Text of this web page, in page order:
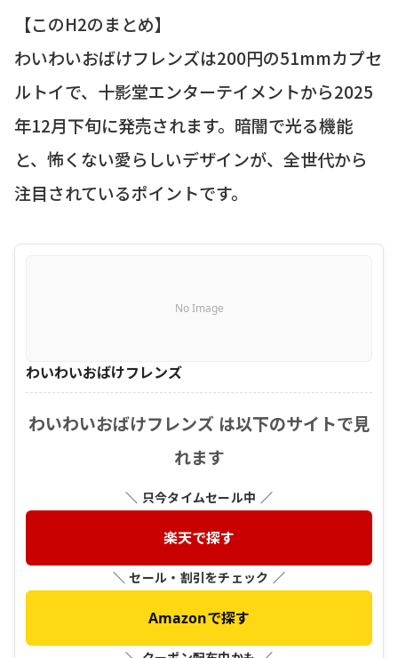
【このH2のまとめ】
わいわいおばけフレンズは200円の51mmカプセ
ルトイで、十影堂エンターテイメントから2025
年12月下旬に発売されます。暗闇で光る機能
と、怖くない愛らしいデザインが、全世代から
注目されているポイントです。
No Image
わいわいおばけフレンズ
わいわいおばけフレンズ は以下のサイトで見
れます
＼ 只今タイムセール中 ／
楽天で探す
＼ セール・割引をチェック ／
Amazonで探す